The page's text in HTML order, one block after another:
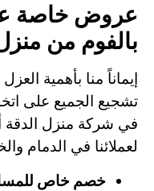
عروض خاصة
بالفوم من
إيماناً منا بأهمية
تشجيع الجميع على
في شركة منزل
لعملائنا في الدمام
خصم خاص